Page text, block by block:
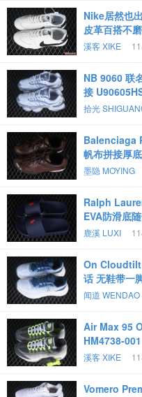
Nike居然也
皮革百搭不
溪客 XIKE
NB 9060 联
接
拾光
Balenciaga
帆布拼接厚
墨隐 MOYING
Ralph
EVA防滑底
鹿溪 LUXI
On Cloudtilt
话 无鞋带一
闻道 WENDAO
Air Max 95
HM4738-
溪客 XIKE
Vomero